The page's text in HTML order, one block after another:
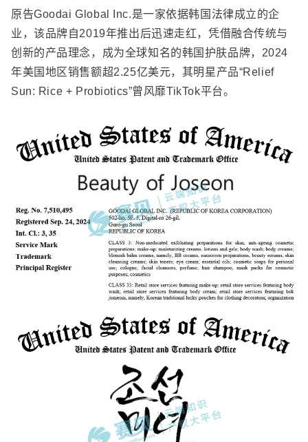
原告Goodai Global Inc.是一家依据韩国法律成立的企
业，该品牌自2019年推出后迅速走红，凭借融合传统与
创新的产品理念，成为全球知名的韩国护肤品牌， 2024
年美国地区销售额超2.25亿美元，其明星产品“Relief
Sun: Rice + Probiotics”曾风靡TikTok平台。